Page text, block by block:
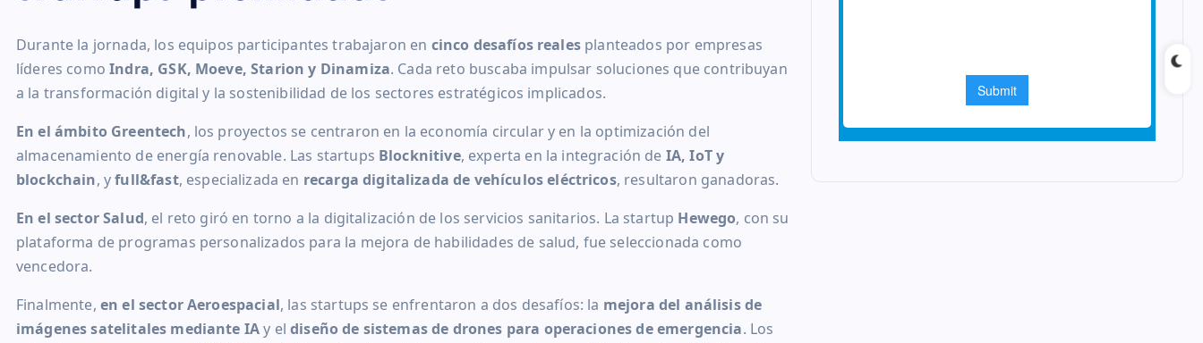
Durante la jornada, los equipos participantes trabajaron en cinco desafíos realesplanteados por empresas
líderes comoIndra, GSK, Moeve, Starion y Dinamiza. Cada reto buscaba impulsar soluciones que contribuyan
a la transformación digital y la sostenibilidad de los sectores estratégicos implicados.
En el ámbito Greentech, los proyectos se centraron en la economía circular y en la optimización del
almacenamiento de energía renovable. Las startups Blocknitive, experta en la integración de IA, IoT y
blockchain, yfull&fast, especializada en recarga digitalizada de vehículos eléctricos, resultaron ganadoras.
En el sector Salud, el reto giró en torno a la digitalización de los servicios sanitarios. La startup Hewego, con su
plataforma de programas personalizados para la mejora de habilidades de salud, fue seleccionada como
vencedora.
Finalmente, en el sector Aeroespacial, las startups se enfrentaron a dos desafíos: la mejora del análisis de
imágenes satelitales mediante IAy eldiseño de sistemas de drones para operaciones de emergencia. Los